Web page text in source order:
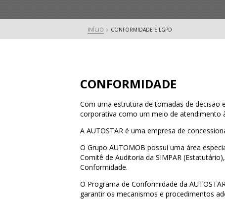
INÍCIO CONFORMIDADE E LGPD
CONFORMIDADE
Com uma estrutura de tomadas de decisão
corporativa como um meio de atendimento
A AUTOSTAR é uma empresa de
O Grupo AUTOMOB possui uma área
Comitê de Auditoria da SIMPAR
Conformidade.
O Programa de Conformidade da
garantir os mecanismos e procedimentos